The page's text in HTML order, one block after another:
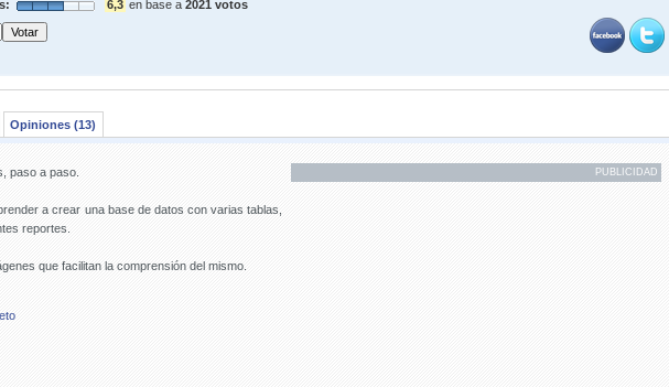
6,3 en base a 2021 votos
Opiniones (13)
PUBLICIDAD
paso a paso.
a crear una base de datos con varias tablas,
reportes.
que facilitan la comprensión del mismo.